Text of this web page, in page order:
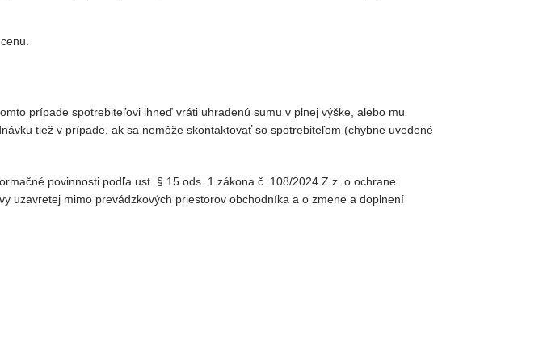
prípade spotrebiteľovi ihneď vráti uhradenú sumu v plnej výške, alebo mu
tiež v prípade, ak sa nemôže skontaktovať so spotrebiteľom (chybne uvedené
povinnosti podľa ust. § 15 ods. 1 zákona č. 108/2024 Z.z. o ochrane
uzavretej mimo prevádzkových priestorov obchodníka a o zmene a doplnení